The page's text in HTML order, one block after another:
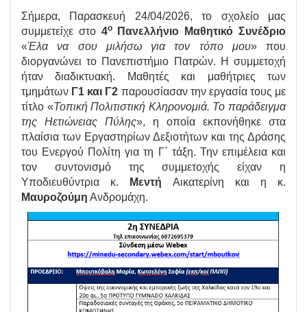
Σήμερα, Παρασκευή 24/04/2026, το σχολείο μας
συμμετείχε στο 4οΠανελλήνιο Μαθητικό Συνέδριο
«Έλα να σου μιλήσω για τον τόπο μου» που
διοργανώνει το Πανεπιστήμιο Πατρών. Η συμμετοχή
ήταν διαδικτυακή. Μαθητές και μαθήτριες των
τμημάτων Γ1 και Γ2 παρουσίασαν την εργασία τους με
τίτλο «Τοπική Πολιτιστική Κληρονομιά. Το παράδειγμα
της Ηετιώνειας Πύλης», η οποία εκπονήθηκε στα
πλαίσια των Εργαστηρίων Δεξιοτήτων και της Δράσης
του Ενεργού Πολίτη για τη Γ΄ τάξη. Την επιμέλεια και
τον συντονισμό της συμμετοχής είχαν η
Υποδιευθύντρια κ.
Μεντή Αικατερίνη και η κ.
Μαυροζούμη Ανδρομάχη.